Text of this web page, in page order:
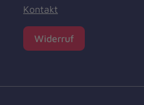
Kontakt
Widerruf